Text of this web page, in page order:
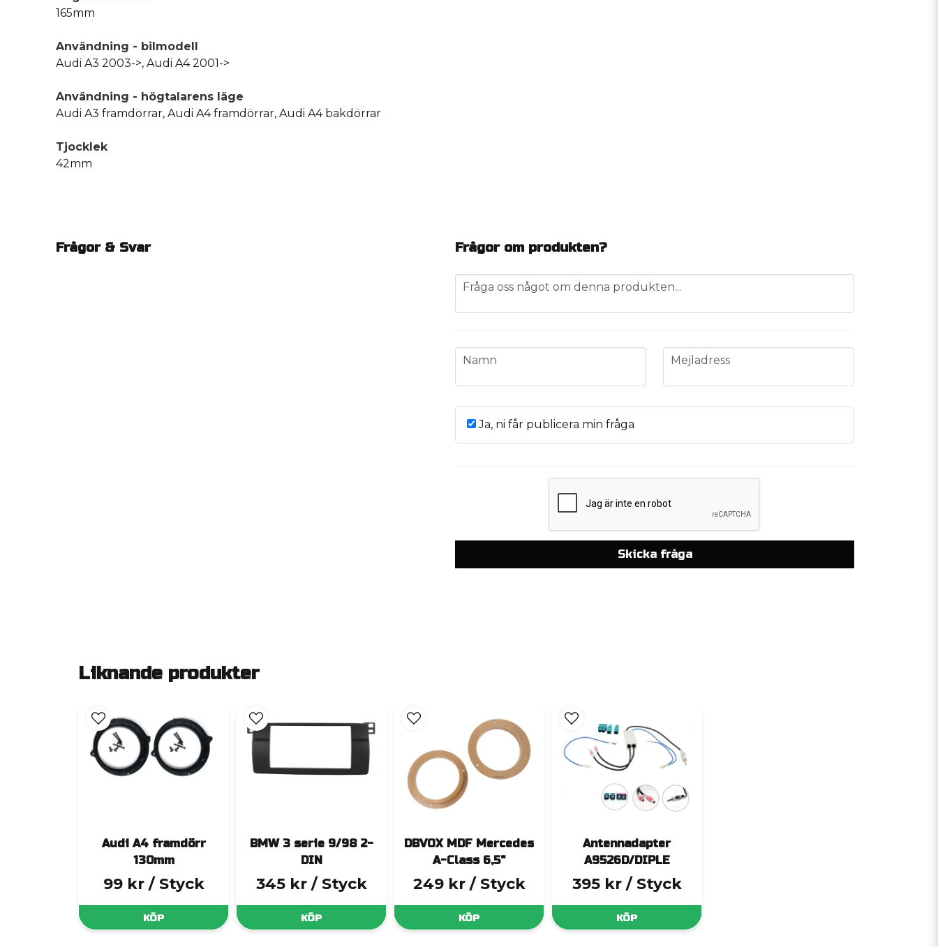
165mm
Användning - bilmodell
Audi A3 2003->, Audi A4 2001->
Användning - högtalarens läge
Audi A3 framdörrar, Audi A4 framdörrar, Audi A4 bakdörrar
Tjocklek
42mm
Frågor & Svar Frågor om produkten?
question
Fråga oss något om denna produkten...
name
Namn email
Mejladress
Ja, ni får publicera min fråga
Skicka fråga
Liknande produkter
Audi A4 framdörr
130mm
99 kr / Styck
KÖP
BMW 3 serie 9/98 2-
DIN
345 kr / Styck
KÖP
DBVOX MDF Mercedes
A-Class 6,5"
249 kr / Styck
KÖP
Antennadapter
A9526D/DIPLE
395 kr / Styck
KÖP